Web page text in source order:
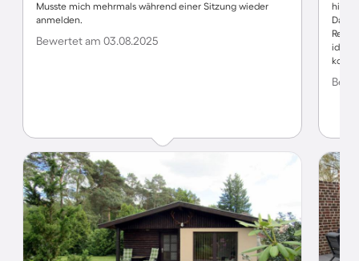
Musste mich mehrmals während einer Sitzung wieder
anmelden.
Bewertet am 03.08.2025
Dank